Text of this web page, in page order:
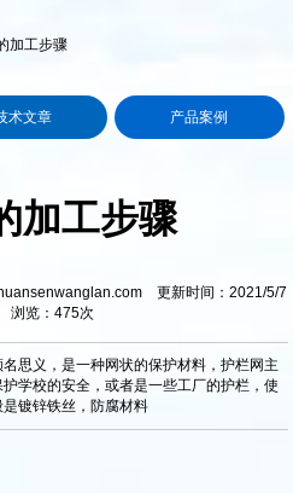
加工步骤
术文章 产品案例
加工步骤
更新时间：2021/5/7
览： 475次
思义，是一种网状的保护材料，护栏网主
学校的安全，或者是一些工厂的护栏，使
镀锌铁丝，防腐材料